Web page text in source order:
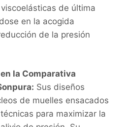
de última
en la acogida
de la presión
la Comparativa
Sus diseños
de muelles ensacados
para maximizar la